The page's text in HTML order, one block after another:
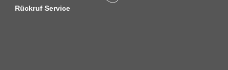
Rückruf Service